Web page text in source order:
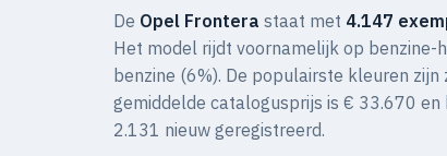
De Opel Frontera staat met 4.147
Het model rijdt voornamelijk op
benzine (6%). De populairste kleuren
gemiddelde catalogusprijs is € 33.670
2.131 nieuw geregistreerd.